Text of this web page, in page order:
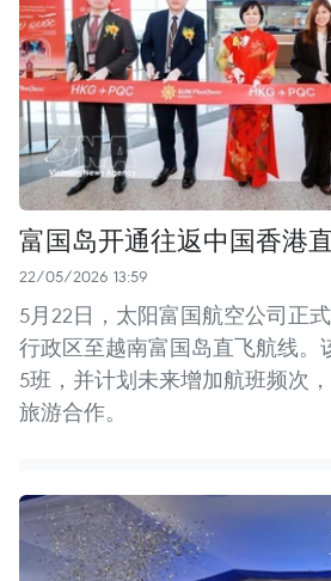
富国岛开通往返中国香港
22/05/2026 13:59
5月22日，太阳富国航空公司正
行政区至越南富国岛直飞航线。
5班，并计划未来增加航班频次
旅游合作。